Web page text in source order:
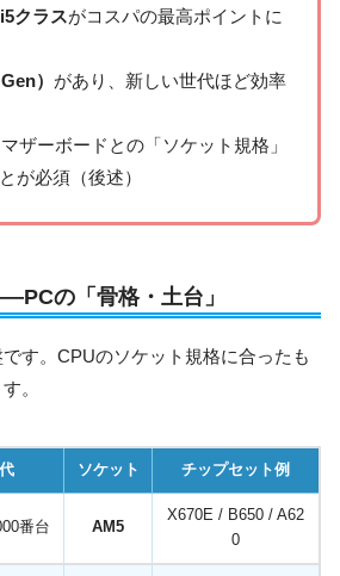
クラスがコスパの最高ポイントに
） があり、新しい世代ほど効率
ザーボードとの「ソケット規格」
が必須（後述）
の「骨格・土台」
す。CPUのソケット規格に合ったも
。
ソケット チップセット例
番台 AM5
X670E / B650 / A62
0